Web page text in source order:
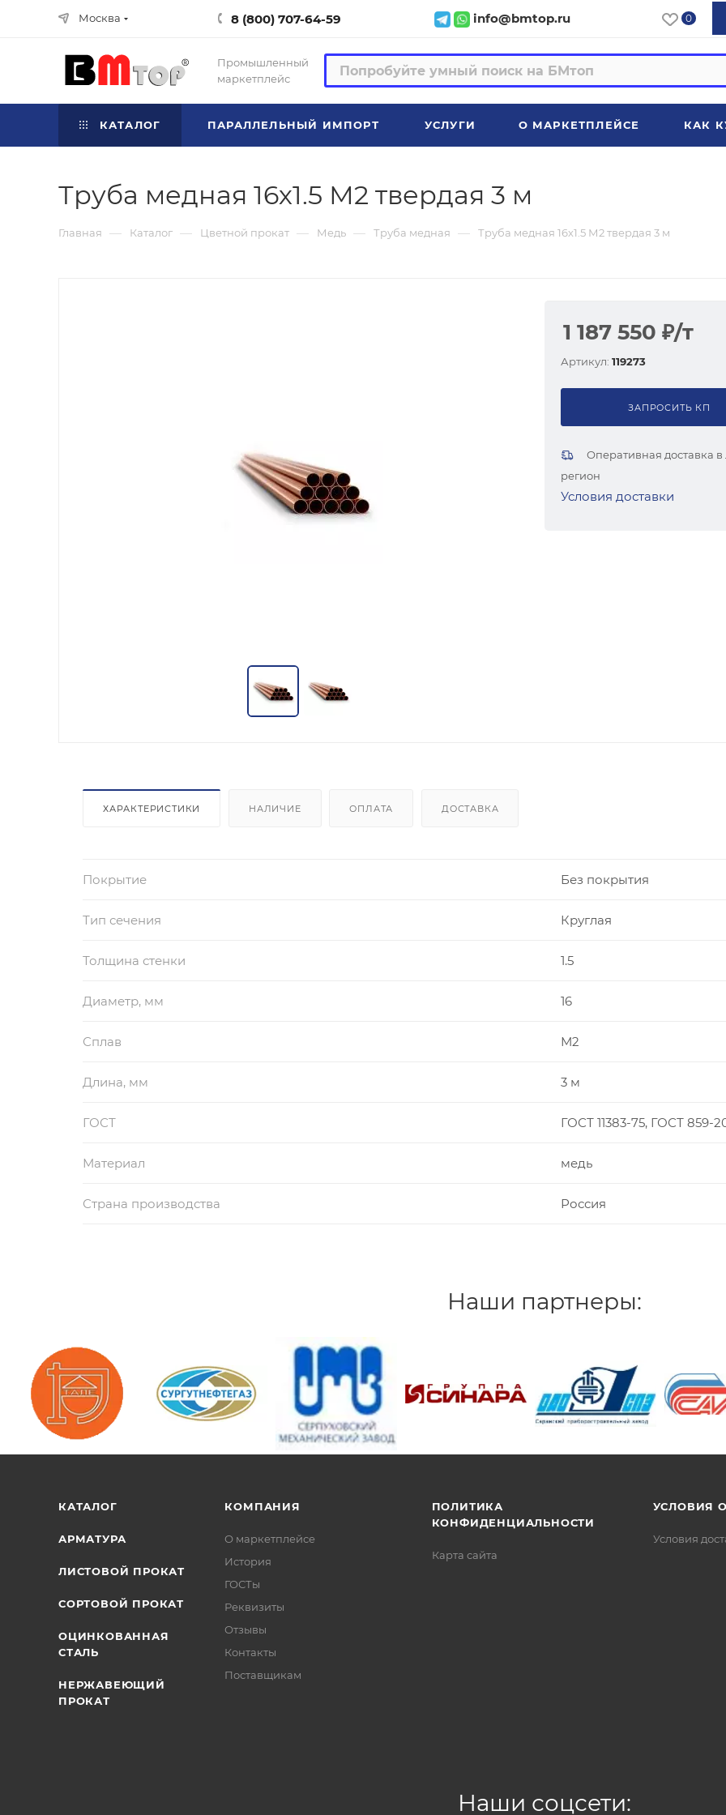
Москва 8 (800) 707-64-59 info@bmtop.ru 0
Промышленный
маркетплейс
КАТАЛОГ ПАРАЛЛЕЛЬНЫЙ ИМПОРТ УСЛУГИ О МАРКЕТПЛЕЙСЕ КАК
Труба медная 16х1.5 М2 твердая 3 м
Главная — Каталог — Цветной прокат — Медь — Труба медная — Труба медная 16х1.5 М2 твердая 3 м
1 187 550 ₽/т
Артикул: 119273
ЗАПРОСИТЬ КП
Оперативная доставка
регион
Условия доставки
ХАРАКТЕРИСТИКИ НАЛИЧИЕ ОПЛАТА ДОСТАВКА
Покрытие Без покрытия
Тип сечения Круглая
Толщина стенки 1.5
Диаметр, мм 16
Сплав М2
Длина, мм 3 м
ГОСТ ГОСТ 11383-75, ГОСТ 859-
Материал медь
Страна производства Россия
Наши партнеры:
КАТАЛОГ
АРМАТУРА
ЛИСТОВОЙ ПРОКАТ
СОРТОВОЙ ПРОКАТ
ОЦИНКОВАННАЯ
СТАЛЬ
НЕРЖАВЕЮЩИЙ
ПРОКАТ
КОМПАНИЯ
О маркетплейсе
История
ГОСТы
Реквизиты
Отзывы
Контакты
Поставщикам
ПОЛИТИКА
КОНФИДЕНЦИАЛЬНОСТИ
Карта сайта
УСЛОВИЯ
Условия
Наши соцсети: